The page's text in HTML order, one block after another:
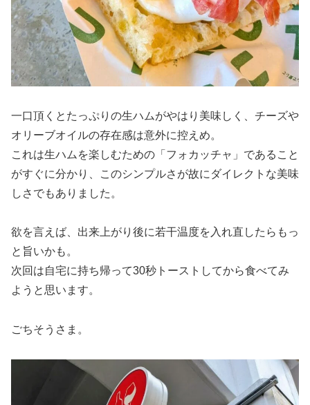
一口頂くとたっぷりの生ハムがやはり美味しく、チーズや
オリーブオイルの存在感は意外に控えめ。
これは生ハムを楽しむための「フォカッチャ」であること
がすぐに分かり、このシンプルさが故にダイレクトな美味
しさでもありました。
欲を言えば、出来上がり後に若干温度を入れ直したらもっ
と旨いかも。
次回は自宅に持ち帰って30秒トーストしてから食べてみ
ようと思います。
ごちそうさま。